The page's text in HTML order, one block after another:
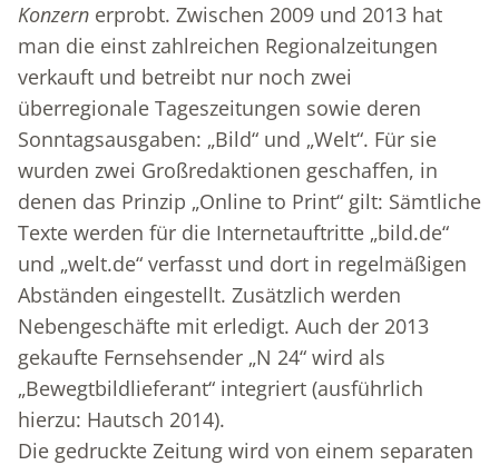
Konzern erprobt. Zwischen 2009 und 2013 hat
man die einst zahlreichen Regionalzeitungen
verkauft und betreibt nur noch zwei
überregionale Tageszeitungen sowie deren
Sonntagsausgaben: „Bild“ und „Welt“. Für sie
wurden zwei Großredaktionen geschaffen, in
denen das Prinzip „Online to Print“ gilt: Sämtliche
Texte werden für die Internetauftritte „bild.de“
und „welt.de“ verfasst und dort in regelmäßigen
Abständen eingestellt. Zusätzlich werden
Nebengeschäfte mit erledigt. Auch der 2013
gekaufte Fernsehsender „N 24“ wird als
„Bewegtbildlieferant“ integriert (ausführlich
hierzu: Hautsch 2014).
Die gedruckte Zeitung wird von einem separaten